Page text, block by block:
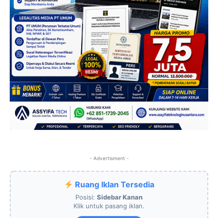
- Advertisment -
Ruang Iklan Tersedia
Posisi: Sidebar Kanan
Klik untuk pasang iklan.